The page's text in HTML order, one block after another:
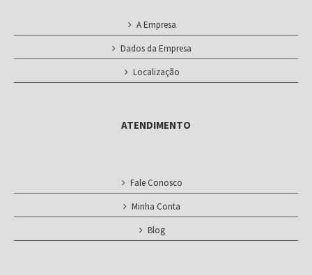
A Empresa
Dados da Empresa
Localização
ATENDIMENTO
Fale Conosco
Minha Conta
Blog